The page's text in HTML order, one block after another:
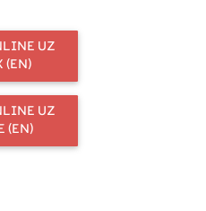
UZ
(EN)
UZ
(EN)
McMurray